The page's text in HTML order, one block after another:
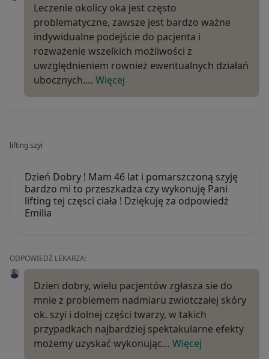
Leczenie okolicy oka jest często
problematyczne, zawsze jest bardzo ważne
indywidualne podejście do pacjenta i
rozważenie wszelkich możliwości z
uwzględnieniem rownież ewentualnych działań
ubocznych.… Więcej
lifting szyi
Dzień Dobry ! Mam 46 lat i pomarszczoną szyję
bardzo mi to przeszkadza czy wykonuję Pani
lifting tej częsci ciała ! Dziękuję za odpowiedż
Emilia
ODPOWIEDŹ LEKARZA:
Dzien dobry, wielu pacjentów zgłasza sie do
mnie z problemem nadmiaru zwiotczałej skóry
ok. szyi i dolnej części twarzy, w takich
przypadkach najbardziej spektakularne efekty
możemy uzyskać wykonując… Więcej